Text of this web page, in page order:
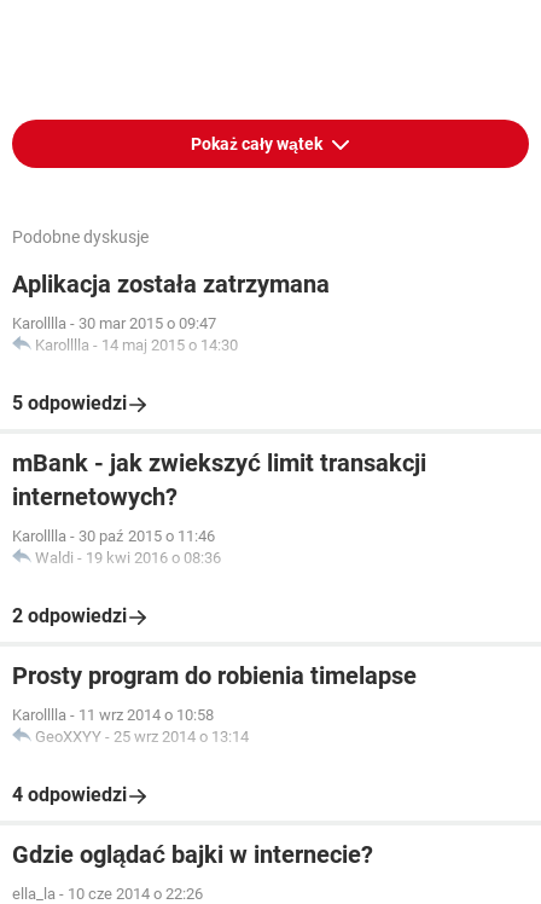
Pokaż cały wątek
Podobne dyskusje
Aplikacja została zatrzymana
Karolllla - 30 mar 2015 o 09:47
Karolllla - 14 maj 2015 o 14:30
5 odpowiedzi
mBank - jak zwiekszyć limit transakcji
internetowych?
Karolllla - 30 paź 2015 o 11:46
Waldi - 19 kwi 2016 o 08:36
2 odpowiedzi
Prosty program do robienia timelapse
Karolllla - 11 wrz 2014 o 10:58
GeoXXYY - 25 wrz 2014 o 13:14
4 odpowiedzi
Gdzie oglądać bajki w internecie?
ella_la - 10 cze 2014 o 22:26